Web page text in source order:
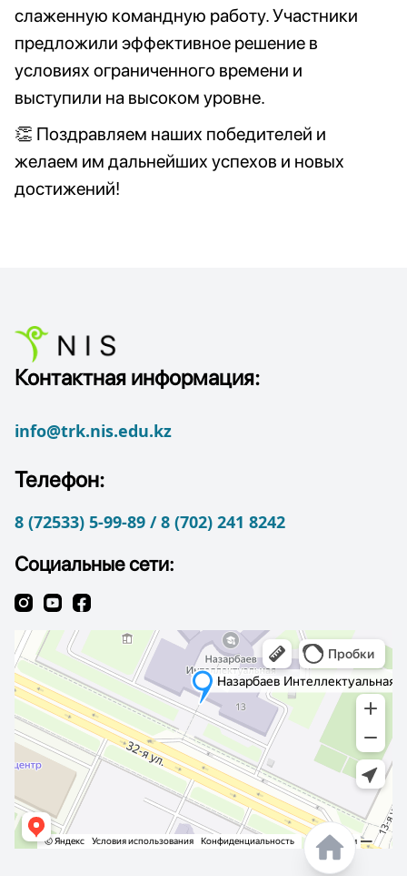
слаженную командную работу. Участники
предложили эффективное решение в
условиях ограниченного времени и
выступили на высоком уровне.
👏 Поздравляем наших победителей и
желаем им дальнейших успехов и новых
достижений!
Контактная информация:
info@trk.nis.edu.kz
Телефон:
8 (72533) 5-99-89 / 8 (702) 241 8242
Социальные сети: